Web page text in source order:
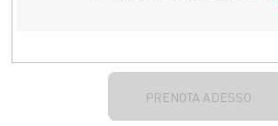
PRENOTA ADESSO